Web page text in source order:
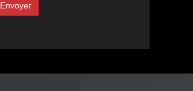
Envoyer